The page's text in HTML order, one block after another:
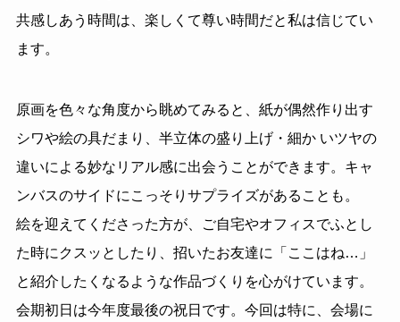
共感しあう時間は、楽しくて尊い時間だと私は信じてい
ます。
原画を色々な角度から眺めてみると、紙が偶然作り出す
シワや絵の具だまり、半立体の盛り上げ・細か いツヤの
違いによる妙なリアル感に出会うことができます。キャ
ンバスのサイドにこっそりサプライズがあることも。
絵を迎えてくださった方が、ご自宅やオフィスでふとし
た時にクスッとしたり、招いたお友達に「ここはね…」
と紹介したくなるような作品づくりを心がけています。
会期初日は今年度最後の祝日です。今回は特に、会場に